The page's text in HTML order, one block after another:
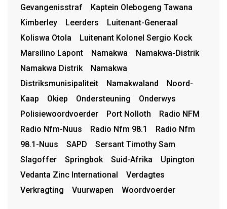
Gevangenisstraf
Kaptein Olebogeng Tawana
Kimberley
Leerders
Luitenant-Generaal
Koliswa Otola
Luitenant Kolonel Sergio Kock
Marsilino Lapont
Namakwa
Namakwa-Distrik
Namakwa Distrik
Namakwa
Distriksmunisipaliteit
Namakwaland
Noord-
Kaap
Okiep Ondersteuning
Onderwys
Polisiewoordvoerder
Port Nolloth
Radio NFM
Radio Nfm-Nuus
Radio Nfm 98.1
Radio Nfm
98.1-Nuus
SAPD
Sersant Timothy Sam
Slagoffer
Springbok Suid-Afrika
Upington
Vedanta Zinc International
Verdagtes
Verkragting
Vuurwapen Woordvoerder